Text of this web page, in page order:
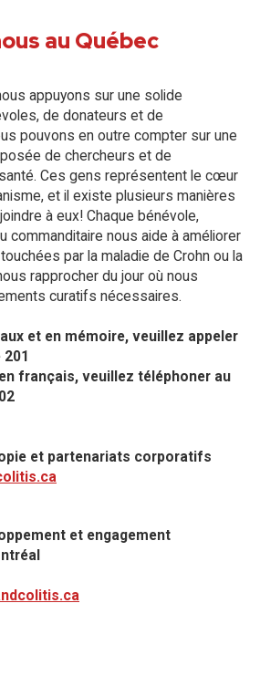
au Québec
appuyons sur une solide
de donateurs et de
pouvons en outre compter sur une
de chercheurs et de
Ces gens représentent le cœur
et il existe plusieurs manières
à eux! Chaque bénévole,
commanditaire nous aide à améliorer
par la maladie de Crohn ou la
rapprocher du jour où nous
curatifs nécessaires.
et en mémoire, veuillez appeler
français, veuillez téléphoner au
et partenariats corporatifs
et engagement